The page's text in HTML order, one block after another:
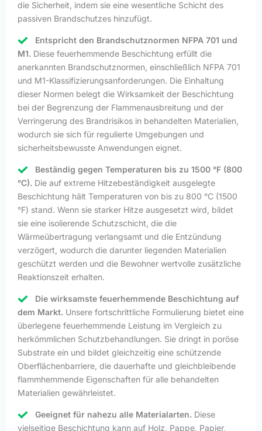
die Sicherheit, indem sie eine wesentliche Schicht des
passiven Brandschutzes hinzufügt.
Entspricht den Brandschutznormen NFPA 701 und
M1. Diese feuerhemmende Beschichtung erfüllt die
anerkannten Brandschutznormen, einschließlich NFPA 701
und M1-Klassifizierungsanforderungen. Die Einhaltung
dieser Normen belegt die Wirksamkeit der Beschichtung
bei der Begrenzung der Flammenausbreitung und der
Verringerung des Brandrisikos in behandelten Materialien,
wodurch sie sich für regulierte Umgebungen und
sicherheitsbewusste Anwendungen eignet.
Beständig gegen Temperaturen bis zu 1500 °F (800
°C). Die auf extreme Hitzebeständigkeit ausgelegte
Beschichtung hält Temperaturen von bis zu 800 °C (1500
°F) stand. Wenn sie starker Hitze ausgesetzt wird, bildet
sie eine isolierende Schutzschicht, die die
Wärmeübertragung verlangsamt und die Entzündung
verzögert, wodurch die darunter liegenden Materialien
geschützt werden und die Bewohner wertvolle zusätzliche
Reaktionszeit erhalten.
Die wirksamste feuerhemmende Beschichtung auf
dem Markt. Unsere fortschrittliche Formulierung bietet eine
überlegene feuerhemmende Leistung im Vergleich zu
herkömmlichen Schutzbehandlungen. Sie dringt in poröse
Substrate ein und bildet gleichzeitig eine schützende
Oberflächenbarriere, die dauerhafte und gleichbleibende
flammhemmende Eigenschaften für alle behandelten
Materialien gewährleistet.
Geeignet für nahezu alle Materialarten. Diese
vielseitige Beschichtung kann auf Holz, Pappe, Papier,